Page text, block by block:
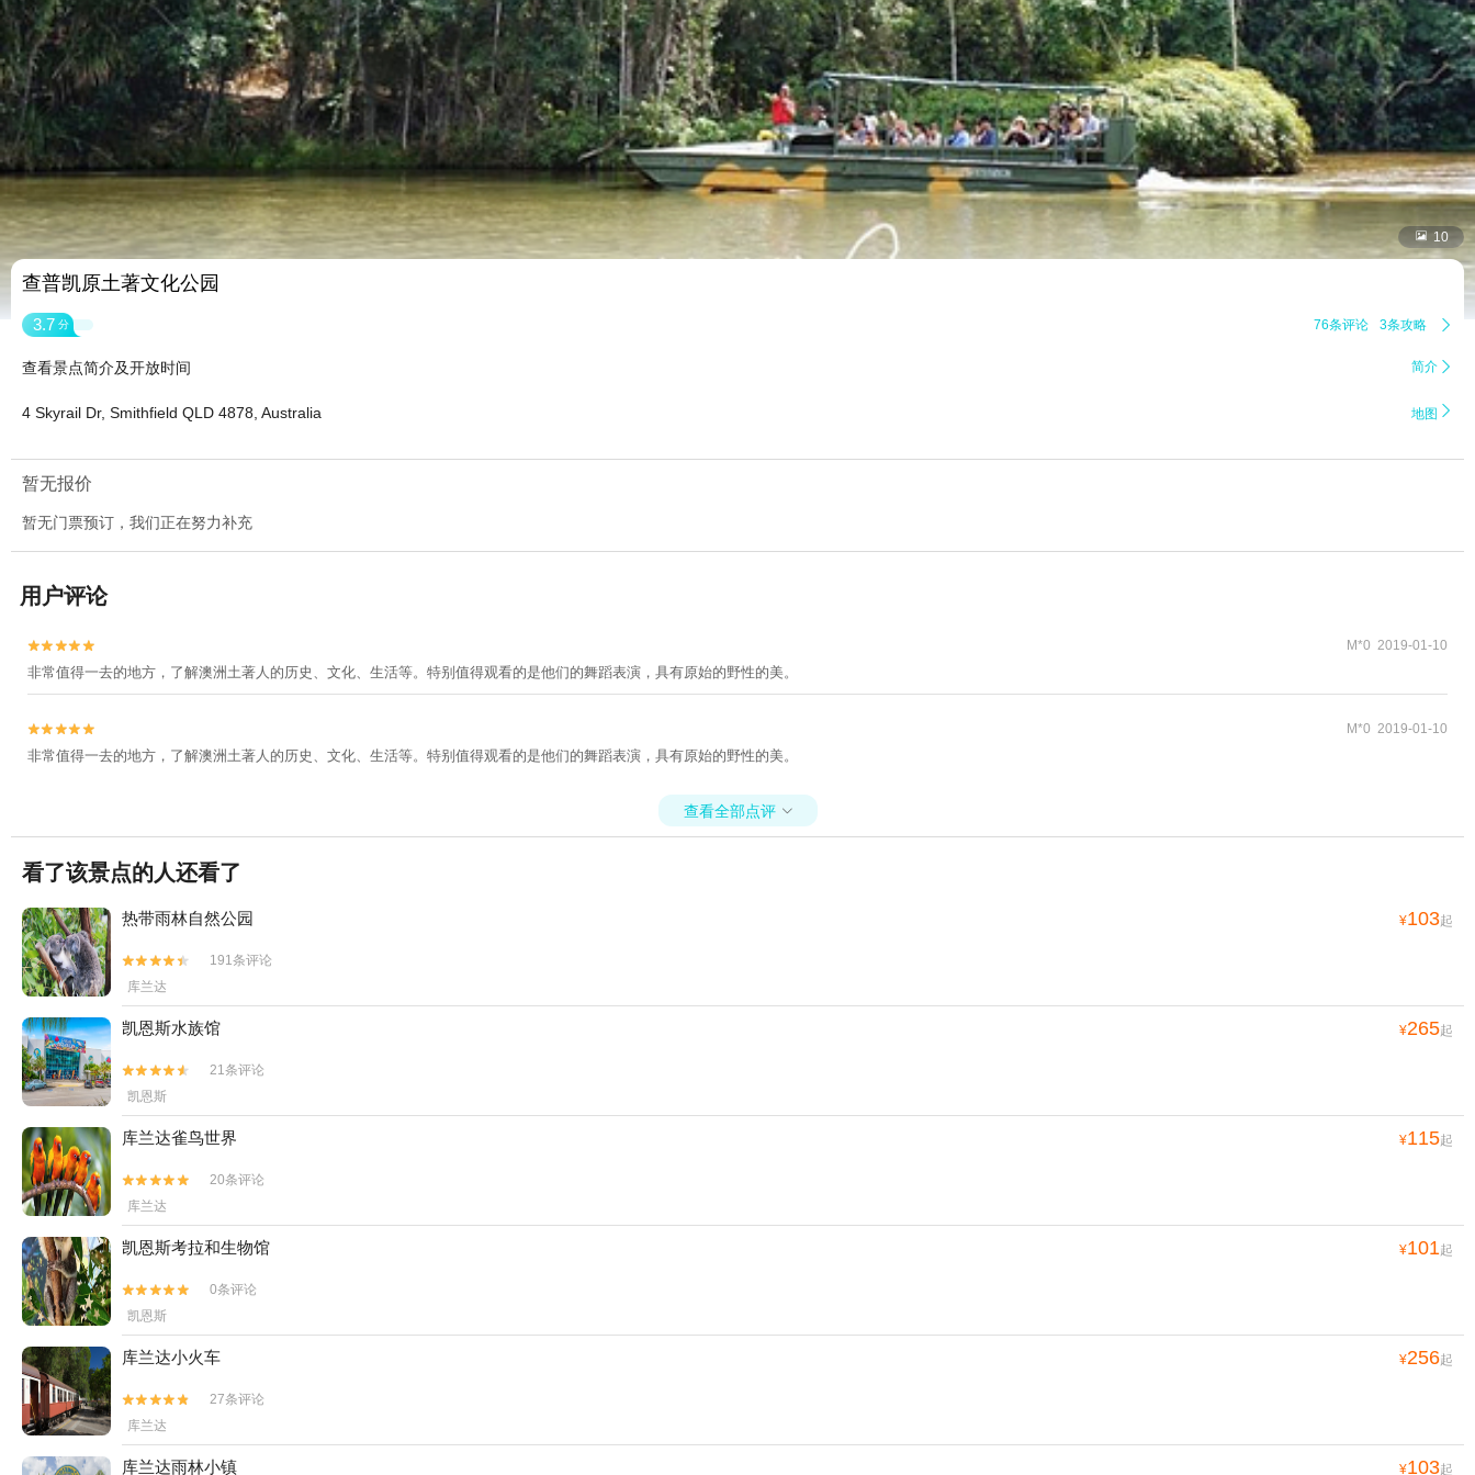
 10
查普凯原土著文化公园
3.7 分 76条评论 3条攻略 
查看景点简介及开放时间 简介 
4 Skyrail Dr, Smithfield QLD 4878, Australia 地图 
暂无报价
暂无门票预订，我们正在努力补充
用户评论

 M*0 2019-01-10
非常值得一去的地方，了解澳洲土著人的历史、文化、生活等。特别值得观看的是他们的舞蹈表演，具有原始的野性的美。

 M*0 2019-01-10
非常值得一去的地方，了解澳洲土著人的历史、文化、生活等。特别值得观看的是他们的舞蹈表演，具有原始的野性的美。
查看全部点评 
看了该景点的人还看了
热带雨林自然公园 ¥103起


191条评论
库兰达
凯恩斯水族馆 ¥265起


21条评论
凯恩斯
库兰达雀鸟世界 ¥115起


20条评论
库兰达
凯恩斯考拉和生物馆 ¥101起


0条评论
凯恩斯
库兰达小火车 ¥256起


27条评论
库兰达
库兰达雨林小镇 ¥103起